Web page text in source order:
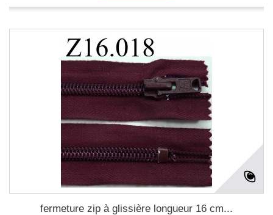
fermeture zip à glissière longueur 16 cm...